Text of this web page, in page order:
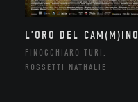
L’ORO DEL CAM(M)INO
FINOCCHIARO TURI,
ROSSETTI NATHALIE